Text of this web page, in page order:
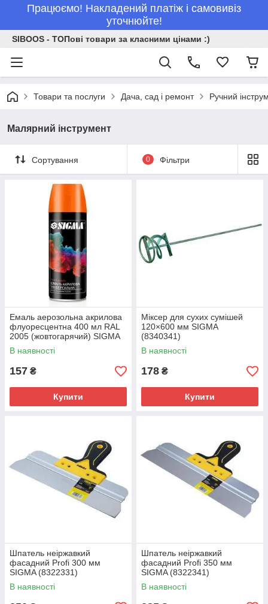
Працюємо! Накладений платіж і самовивіз
уточнюйте!
SIBOOS - ТОПові товари за класними цінами :)
Товари та послуги Дача, сад і ремонт Ручний
Малярний інструмент
Сортування 0 Фільтри
Емаль аерозольна акрилова
флуоресцентна 400 мл RAL
2005 (жовтогарячий) SIGMA
(2736121)
В наявності
157 ₴
Купити
Міксер для сухих сумішей
120×600 мм SIGMA
(8340341)
В наявності
178 ₴
Купити
Шпатель неіржавкий
фасадний Profi 300 мм
SIGMA (8322331)
В наявності
Шпатель неіржавкий
фасадний Profi 350 мм
SIGMA (8322341)
В наявності